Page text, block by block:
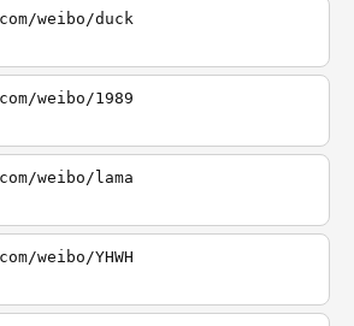
weibo/duck
weibo/1989
weibo/lama
weibo/YHWH